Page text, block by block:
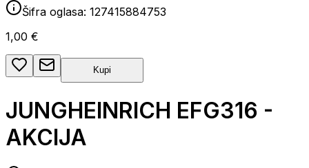
Šifra oglasa: 127415884753
1,00 €
Kupi
JUNGHEINRICH EFG316 -
AKCIJA